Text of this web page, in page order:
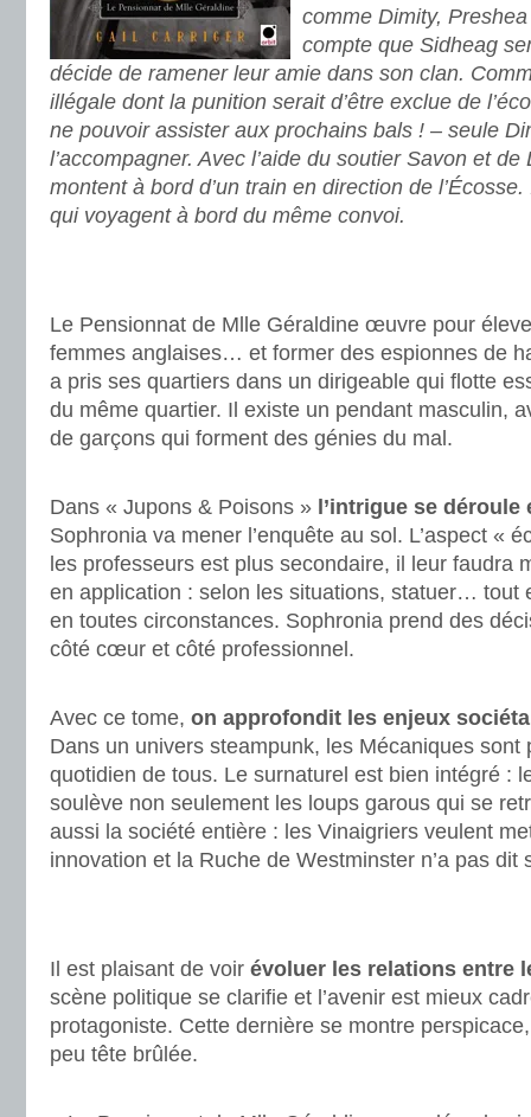
comme Dimity,
compte que Sidheag
décide de ramener leur amie dans son clan.
illégale dont la punition serait d’être exclue de
ne pouvoir assister aux prochains bals ! – seule
l’accompagner. Avec l’aide du soutier Savon et
montent à bord d’un train en direction de
qui voyagent à bord du même convoi.
Le Pensionnat de Mlle Géraldine œuvre pour
femmes anglaises… et former des espionnes de
a pris ses quartiers dans un dirigeable qui flotte
du même quartier. Il existe un pendant masculin,
de garçons qui forment des génies du mal.
Dans « Jupons & Poisons » l’intrigue se déroule
Sophronia va mener l’enquête au sol. L’aspect «
les professeurs est plus secondaire, il leur faudra
en application : selon les situations, statuer… tout
en toutes circonstances. Sophronia prend des
côté cœur et côté professionnel.
Avec ce tome, on approfondit les enjeux
Dans un univers steampunk, les Mécaniques sont
quotidien de tous. Le surnaturel est bien intégré :
soulève non seulement les loups garous qui se
aussi la société entière : les Vinaigriers veulent
innovation et la Ruche de Westminster n’a pas dit
Il est plaisant de voir évoluer les relations entre
scène politique se clarifie et l’avenir est mieux
protagoniste. Cette dernière se montre
peu tête brûlée.